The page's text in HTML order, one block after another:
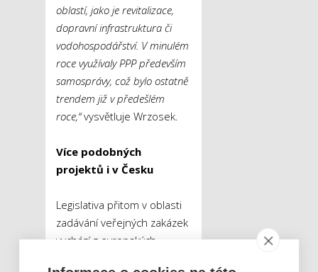
oblastí, jako je revitalizace,
dopravní infrastruktura či
vodohospodářství. V minulém
roce využívaly PPP především
samosprávy, což bylo ostatně
trendem již v předešlém
roce,“vysvětluje Wrzosek.
Více podobných
projektů i v Česku
Legislativa přitom v oblasti
zadávání veřejných zakázek
vychází z evropských